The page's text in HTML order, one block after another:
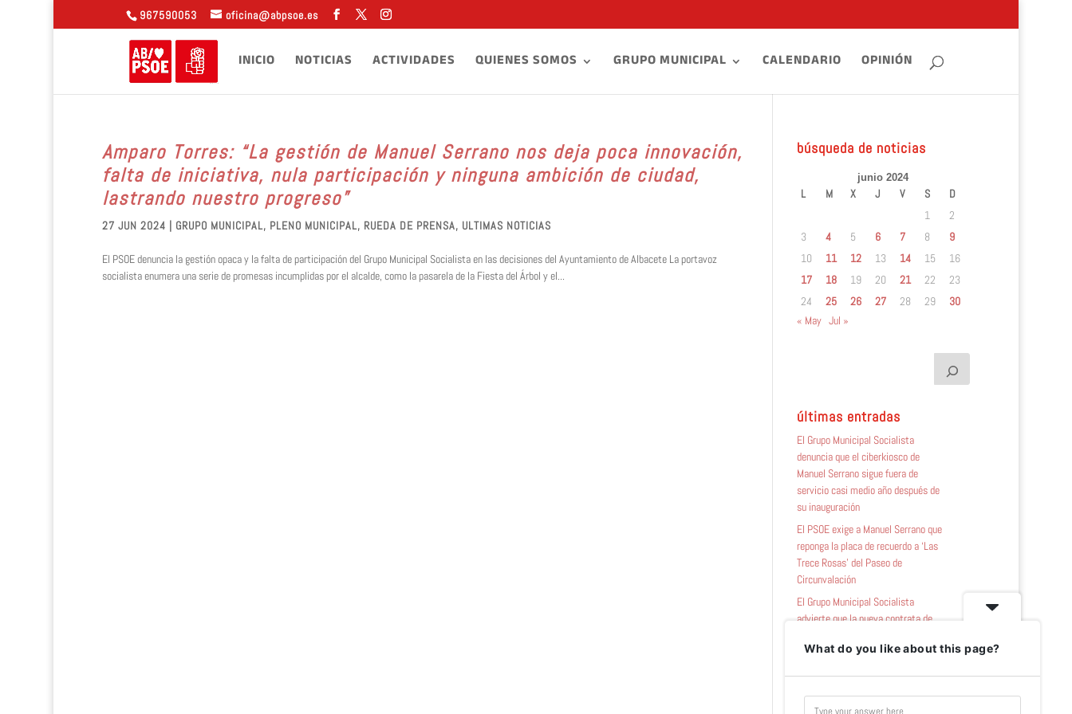
967590053 oficina@abpsoe.es
INICIO NOTICIAS ACTIVIDADES QUIENES SOMOS GRUPO MUNICIPAL CALENDARIO OPINIÓN
Amparo Torres: “La gestión de Manuel Serrano nos deja poca innovación,
falta de iniciativa, nula participación y ninguna ambición de ciudad,
lastrando nuestro progreso”
27 JUN 2024 | GRUPO MUNICIPAL, PLENO MUNICIPAL, RUEDA DE PRENSA, ULTIMAS NOTICIAS
El PSOE denuncia la gestión opaca y la falta de participación del Grupo Municipal Socialista en las decisiones del Ayuntamiento de Albacete La portavoz
socialista enumera una serie de promesas incumplidas por el alcalde, como la pasarela de la Fiesta del Árbol y el...
búsqueda de noticias
junio 2024
L M X J V S
D
1
2
3
4 5 6 7 8
9
10
11 12 13 14 15
16
17
18 19 20 21 22
23
24
25 26 27 28 29
30
« May Jul »
últimas entradas
El Grupo Municipal Socialista
denuncia que el ciberkiosco de
Manuel Serrano sigue fuera de
servicio casi medio año después de
su inauguración
El PSOE exige a Manuel Serrano que
reponga la placa de recuerdo a ‘Las
Trece Rosas’ del Paseo de
Circunvalación
El Grupo Municipal Socialista
advierte que la nueva contrata de
trabajo por delante tras el abandono
propone llevar al Pleno de agosto el
What do you like about this page?